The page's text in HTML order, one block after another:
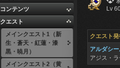
コンテンツ
クエスト
メインクエスト1（新
生・蒼天・紅蓮・漆
黒・暁月）
メインクエスト2（黄
Lv
クエスト
アルダシ
アジス・ラ